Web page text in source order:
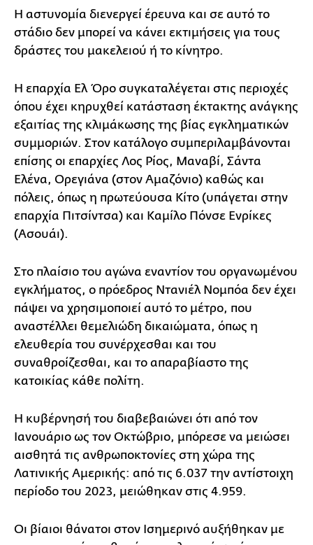
Η αστυνομία διενεργεί έρευνα και σε αυτό το
στάδιο δεν μπορεί να κάνει εκτιμήσεις για τους
δράστες του μακελειού ή το κίνητρο.
Η επαρχία Ελ Όρο συγκαταλέγεται στις περιοχές
όπου έχει κηρυχθεί κατάσταση έκτακτης ανάγκης
εξαιτίας της κλιμάκωσης της βίας εγκληματικών
συμμοριών. Στον κατάλογο συμπεριλαμβάνονται
επίσης οι επαρχίες Λος Ρίος, Μαναβί, Σάντα
Ελένα, Ορεγιάνα (στον Αμαζόνιο) καθώς και
πόλεις, όπως η πρωτεύουσα Κίτο (υπάγεται στην
επαρχία Πιτσίντσα) και Καμίλο Πόνσε Ενρίκες
(Ασουάι).
Στο πλαίσιο του αγώνα εναντίον του οργανωμένου
εγκλήματος, ο πρόεδρος Ντανιέλ Νομπόα δεν έχει
πάψει να χρησιμοποιεί αυτό το μέτρο, που
αναστέλλει θεμελιώδη δικαιώματα, όπως η
ελευθερία του συνέρχεσθαι και του
συναθροίζεσθαι, και το απαραβίαστο της
κατοικίας κάθε πολίτη.
Η κυβέρνησή του διαβεβαιώνει ότι από τον
Ιανουάριο ως τον Οκτώβριο, μπόρεσε να μειώσει
αισθητά τις ανθρωποκτονίες στη χώρα της
Λατινικής Αμερικής: από τις 6.037 την αντίστοιχη
περίοδο του 2023, μειώθηκαν στις 4.959.
Οι βίαιοι θάνατοι στον Ισημερινό αυξήθηκαν με